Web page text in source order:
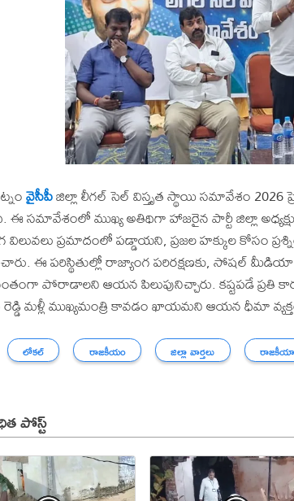
వైసీపీజిల్లా లీగల్ సెల్ విస్తృత స్థాయి సమావేశం 2026
ఈ సమావేశంలో ముఖ్య అతిథిగా హాజరైన పార్టీ జిల్లా
ప్రమాదంలో పడ్డాయని, ప్రజల హక్కుల కోసం
ఈ పరిస్థితుల్లో రాజ్యాంగ పరిరక్షణకు, సోషల్
పోరాడాలని ఆయన పిలుపునిచ్చారు. కష్టపడే ప్రతి
మళ్లీ ముఖ్యమంత్రి కావడం ఖాయమని ఆయన ధీమా
లోకల్ రాజకీయం జిల్లా వార్తలు
పోస్ట్